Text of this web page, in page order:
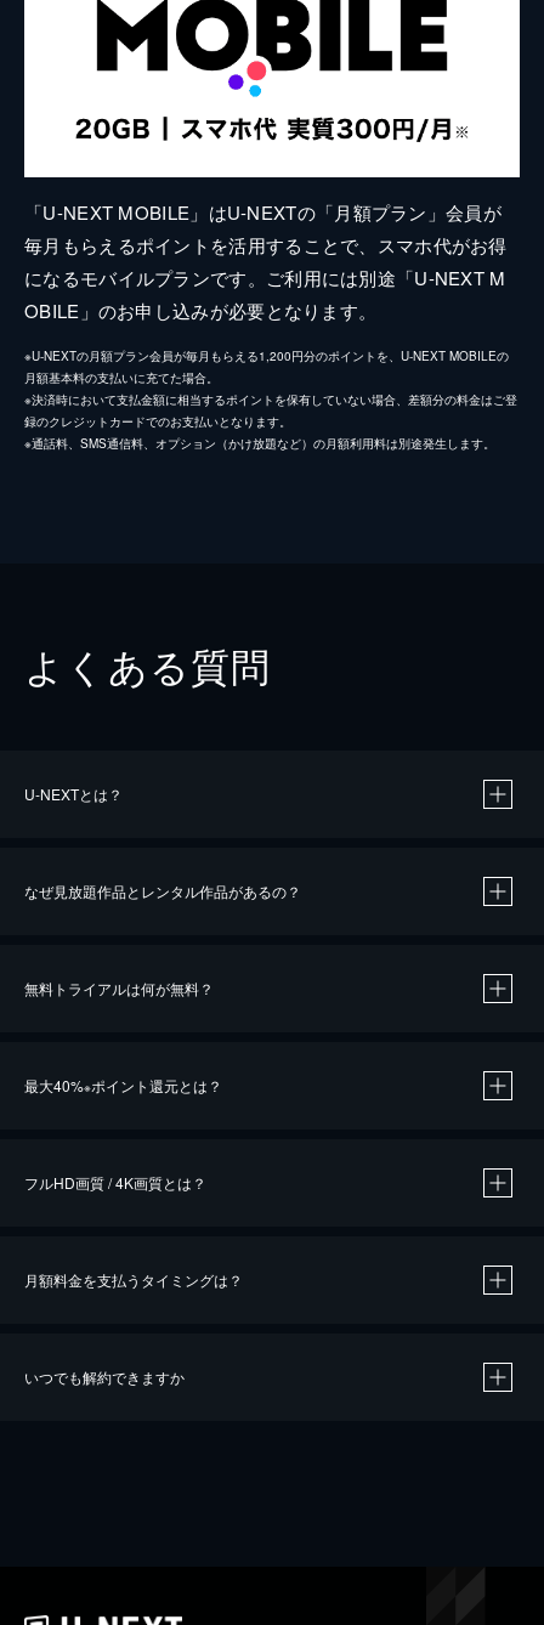
「U-NEXT MOBILE」はU-NEXTの「月額プラン」会員が
毎月もらえるポイントを活用することで、スマホ代がお得
になるモバイルプランです。ご利用には別途「U-NEXT M
OBILE」のお申し込みが必要となります。
※U-NEXTの月額プラン会員が毎月もらえる1,200円分のポイントを、U-NEXT MOBILEの
月額基本料の支払いに充てた場合。
※決済時において支払金額に相当するポイントを保有していない場合、差額分の料金はご登
録のクレジットカードでのお支払いとなります。
※通話料、SMS通信料、オプション（かけ放題など）の月額利用料は別途発生します。
よくある質問
U-NEXTとは？
なぜ見放題作品とレンタル作品があるの？
無料トライアルは何が無料？
最大40%※ポイント還元とは？
※40％ポイント還元の対象は、クレジットカード決済による作品の購入 / レンタルです。
iOSアプリのUコイン決済による作品の購入 / レンタルは、20％のポイント還元です。
フルHD画質 / 4K画質とは？
月額料金を支払うタイミングは？
いつでも解約できますか